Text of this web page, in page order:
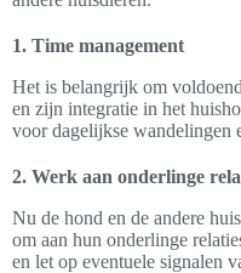
1. Time management
Het is belangrijk om
en zijn integratie in het
voor dagelijkse wandelingen
2. Werk aan onderlinge
Nu de hond en de andere
om aan hun onderlinge
en let op eventuele signalen